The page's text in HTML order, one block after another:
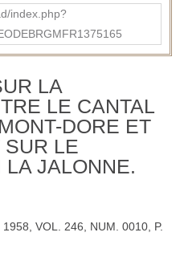
index.php?
LA
LE CANTAL
DORE ET
SUR LE
JALONNE.
VOL. 246, NUM. 0010, P.